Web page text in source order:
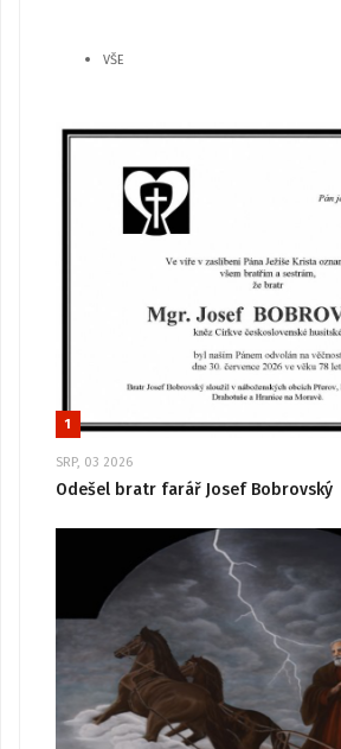
VŠE
1
SRP, 03 2026
Odešel bratr farář Josef Bobrovský